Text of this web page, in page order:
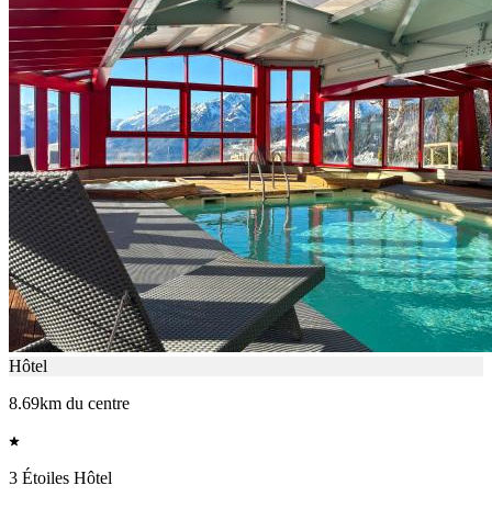
Hôtel
8.69km du centre
3 Étoiles Hôtel